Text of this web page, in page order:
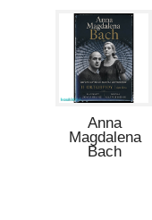
Anna
Magdalena
Bach